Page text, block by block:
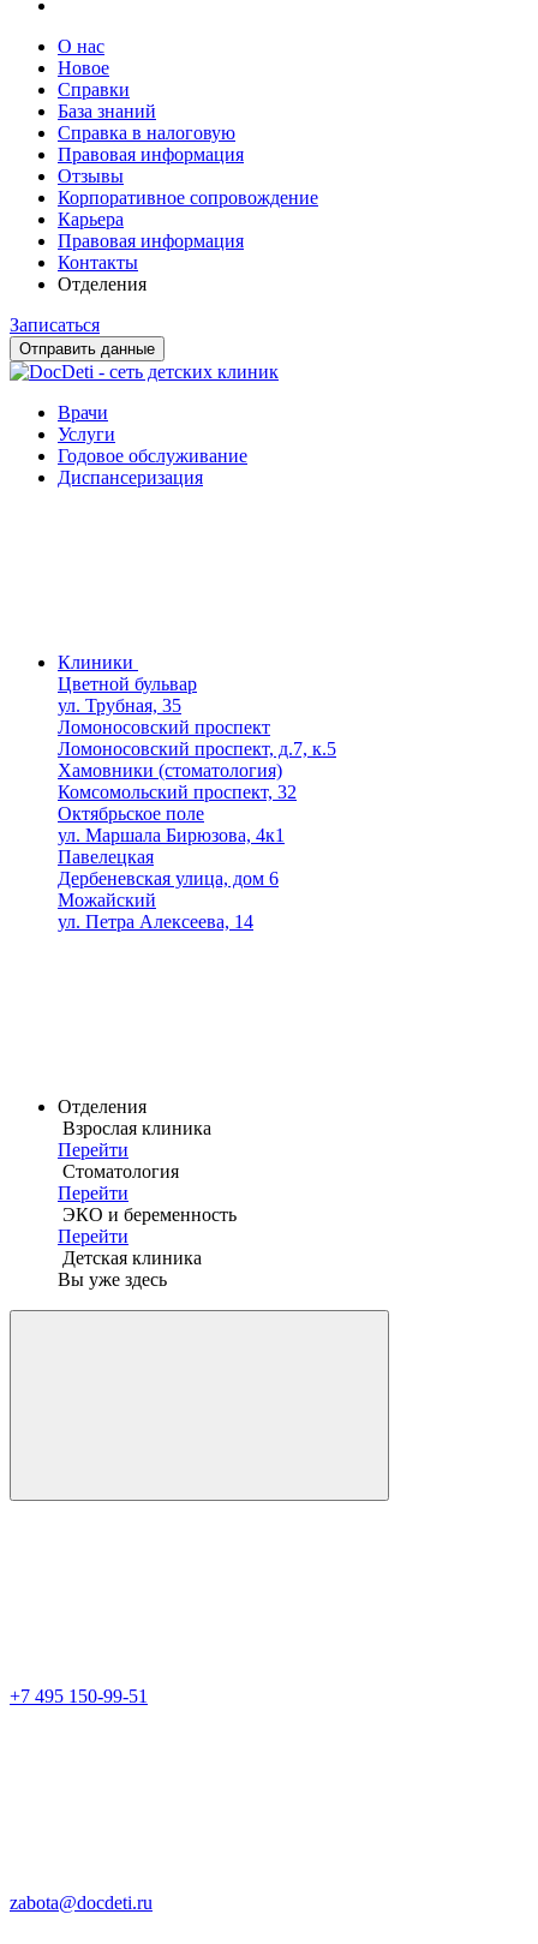
О нас
Новое
Справки
База знаний
Справка в налоговую
Правовая информация
Отзывы
Корпоративное сопровождение
Карьера
Правовая информация
Контакты
Отделения
Записаться
Отправить данные
Врачи
Услуги
Годовое обслуживание
Диспансеризация
Клиники
Цветной бульвар
ул. Трубная, 35
Ломоносовский проспект
Ломоносовский проспект, д.7, к.5
Хамовники (стоматология)
Комсомольский проспект, 32
Октябрьское поле
ул. Маршала Бирюзова, 4к1
Павелецкая
Дербеневская улица, дом 6
Можайский
ул. Петра Алексеева, 14
Отделения
Взрослая клиника
Перейти
Стоматология
Перейти
ЭКО и беременность
Перейти
Детская клиника
Вы уже здесь
+7 495 150-99-51
zabota@docdeti.ru